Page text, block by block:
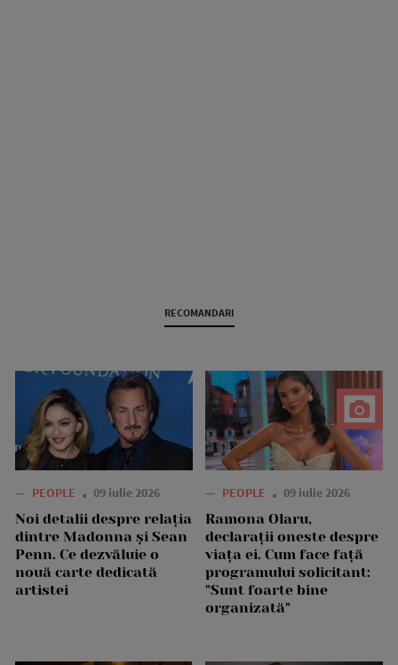
RECOMANDARI
— PEOPLE 09 iulie 2026
Noi detalii despre relația
dintre Madonna și Sean
Penn. Ce dezvăluie o
nouă carte dedicată
artistei
— PEOPLE 09 iulie 2026
Ramona Olaru,
declarații oneste despre
viața ei. Cum face față
programului solicitant:
"Sunt foarte bine
organizată"